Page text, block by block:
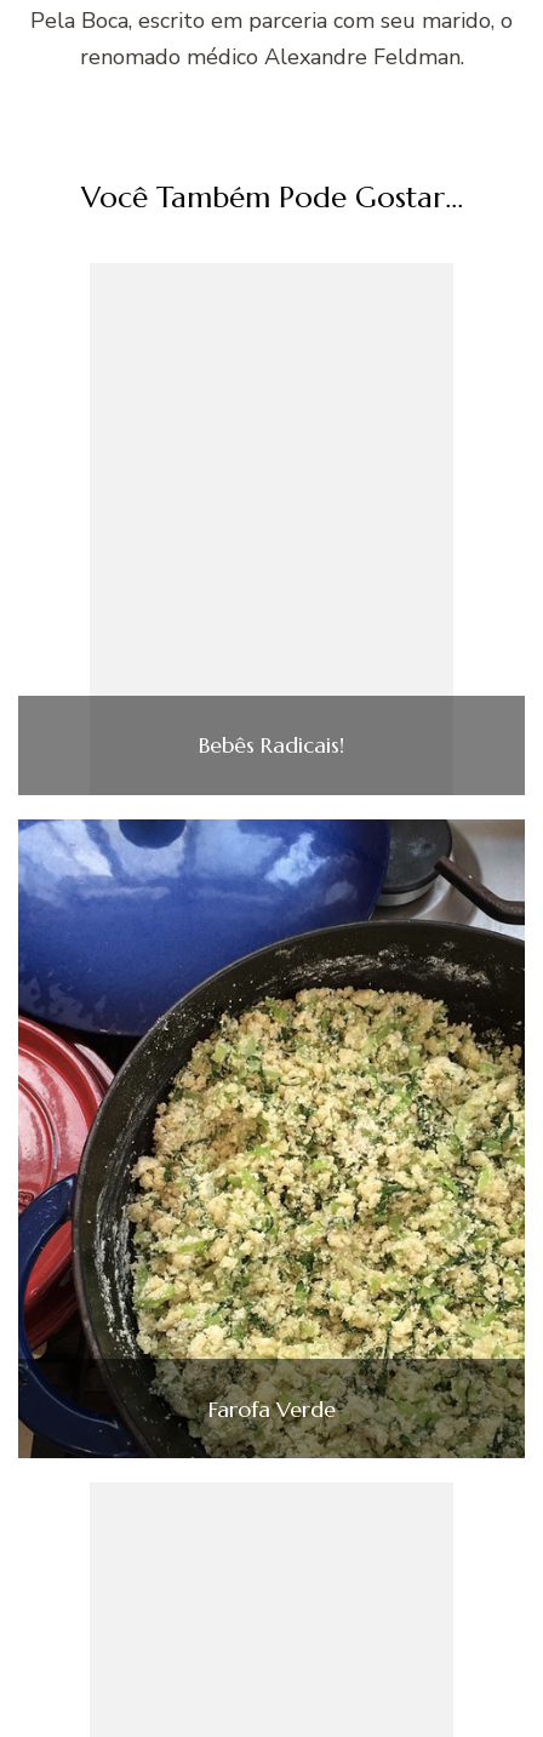
Pela Boca, escrito em parceria com seu marido, o
renomado médico Alexandre Feldman.
Você Também Pode Gostar...
Bebês Radicais!
Farofa Verde